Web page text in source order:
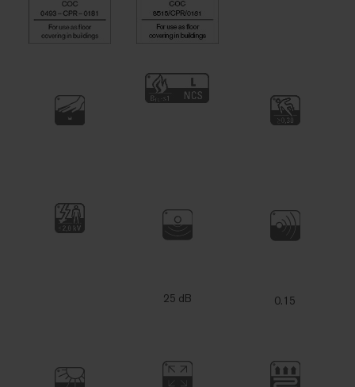
25 dB 0.15